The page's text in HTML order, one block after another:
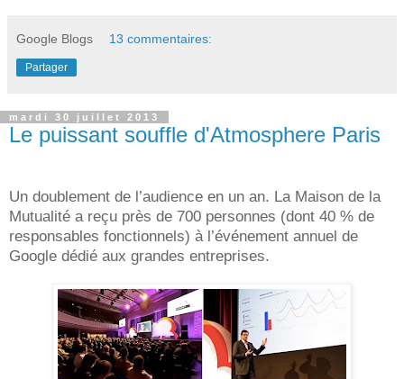
Google Blogs 13 commentaires:
Partager
mardi 30 juillet 2013
Le puissant souffle d'Atmosphere Paris
Un doublement de l’audience en un an. La Maison de la
Mutualité a reçu près de 700 personnes (dont 40 % de
responsables fonctionnels) à l’événement annuel de
Google dédié aux grandes entreprises.